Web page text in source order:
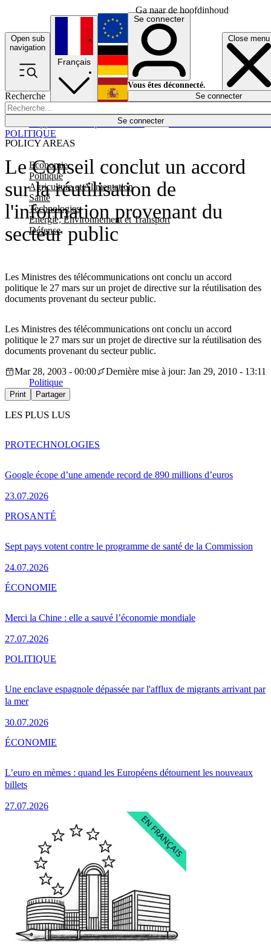
Ga naar de hoofdinhoud
Open sub
navigation
Close menu
Recherche
Se connecter
POLICY AREAS
Economie
Politique
Agriculture et Alimentation
Santé
Technologies
Energie, Environnement et Transport
Défense
Économie
Français
English
Deutsch
Español
Se connecter
Vous êtes déconnecté.
Se connecter
Le Conseil conclut un accord
sur la réutilisation de
l'information provenant du
secteur public
Les Ministres des télécommunications ont conclu un accord
politique le 27 mars sur un projet de directive sur la réutilisation des
documents provenant du secteur public.
POLITIQUE
Les Ministres des télécommunications ont conclu un accord
politique le 27 mars sur un projet de directive sur la réutilisation des
documents provenant du secteur public.
Mar 28, 2003 - 00:00
Dernière mise à jour: Jan 29, 2010 - 13:11
Politique
Print Partager
LES PLUS LUS
Google écope d’une amende record de 890 millions d’euros
23.07.2026
PROTECHNOLOGIES
Sept pays votent contre le programme de santé de la Commission
24.07.2026
PROSANTÉ
Merci la Chine : elle a sauvé l’économie mondiale
27.07.2026
ÉCONOMIE
Une enclave espagnole dépassée par l'afflux de migrants arrivant par
la mer
30.07.2026
POLITIQUE
L’euro en mèmes : quand les Européens détournent les nouveaux
billets
27.07.2026
ÉCONOMIE